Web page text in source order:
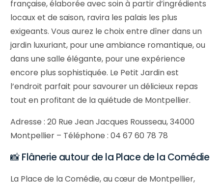
française, élaborée avec soin à partir d’ingrédients
locaux et de saison, ravira les palais les plus
exigeants. Vous aurez le choix entre dîner dans un
jardin luxuriant, pour une ambiance romantique, ou
dans une salle élégante, pour une expérience
encore plus sophistiquée. Le Petit Jardin est
l’endroit parfait pour savourer un délicieux repas
tout en profitant de la quiétude de Montpellier.
Adresse : 20 Rue Jean Jacques Rousseau, 34000
Montpellier – Téléphone : 04 67 60 78 78
📸 Flânerie autour de la Place de la Comédie
La Place de la Comédie, au cœur de Montpellier,